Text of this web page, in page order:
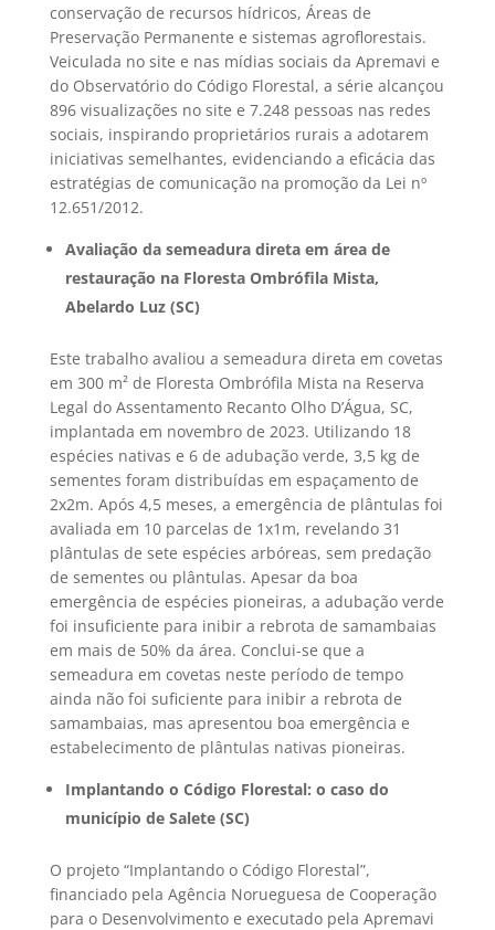
conservação de recursos hídricos, Áreas de
Preservação Permanente e sistemas agroflorestais.
Veiculada no site e nas mídias sociais da Apremavi e
do Observatório do Código Florestal, a série alcançou
896 visualizações no site e 7.248 pessoas nas redes
sociais, inspirando proprietários rurais a adotarem
iniciativas semelhantes, evidenciando a eficácia das
estratégias de comunicação na promoção da Lei nº
12.651/2012.
Avaliação da semeadura direta em área de
restauração na Floresta Ombrófila Mista,
Abelardo Luz (SC)
Este trabalho avaliou a semeadura direta em covetas
em 300 m² de Floresta Ombrófila Mista na Reserva
Legal do Assentamento Recanto Olho D’Água, SC,
implantada em novembro de 2023. Utilizando 18
espécies nativas e 6 de adubação verde, 3,5 kg de
sementes foram distribuídas em espaçamento de
2x2m. Após 4,5 meses, a emergência de plântulas foi
avaliada em 10 parcelas de 1x1m, revelando 31
plântulas de sete espécies arbóreas, sem predação
de sementes ou plântulas. Apesar da boa
emergência de espécies pioneiras, a adubação verde
foi insuficiente para inibir a rebrota de samambaias
em mais de 50% da área. Conclui-se que a
semeadura em covetas neste período de tempo
ainda não foi suficiente para inibir a rebrota de
samambaias, mas apresentou boa emergência e
estabelecimento de plântulas nativas pioneiras.
Implantando o Código Florestal: o caso do
município de Salete (SC)
O projeto “Implantando o Código Florestal”,
financiado pela Agência Norueguesa de Cooperação
para o Desenvolvimento e executado pela Apremavi